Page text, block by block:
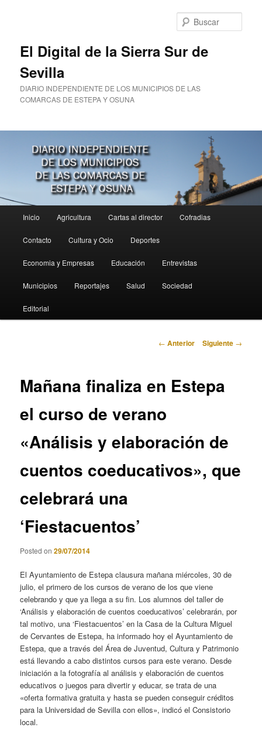
El Digital de la Sierra Sur de
Sevilla
DIARIO INDEPENDIENTE DE LOS MUNICIPIOS DE LAS
COMARCAS DE ESTEPA Y OSUNA
principal
Inicio Agricultura Cartas al director Cofradias
Contacto Cultura y Ocio Deportes
Economia y Empresas Educación Entrevistas
Municipios Reportajes Salud Sociedad
Editorial
Navegación
← Anterior Siguiente →
Mañana finaliza en Estepa
el curso de verano
«Análisis y elaboración de
cuentos coeducativos», que
celebrará una
‘Fiestacuentos’
Posted on29/07/2014
El Ayuntamiento de Estepa clausura mañana miércoles, 30 de
julio, el primero de los cursos de verano de los que viene
celebrando y que ya llega a su fin. Los alumnos del taller de
‘Análisis y elaboración de cuentos coeducativos’ celebrarán, por
tal motivo, una ‘Fiestacuentos’ en la Casa de la Cultura Miguel
de Cervantes de Estepa, ha informado hoy el Ayuntamiento de
Estepa, que a través del Área de Juventud, Cultura y Patrimonio
está llevando a cabo distintos cursos para este verano. Desde
iniciación a la fotografía al análisis y elaboración de cuentos
educativos o juegos para divertir y educar, se trata de una
«oferta formativa gratuita y hasta se pueden conseguir créditos
para la Universidad de Sevilla con ellos», indicó el Consistorio
local.